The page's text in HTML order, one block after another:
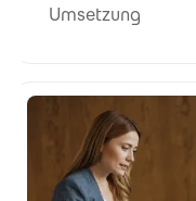
Umsetzung